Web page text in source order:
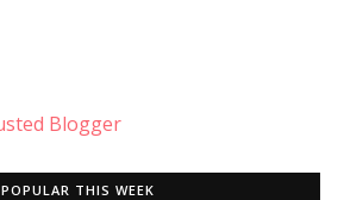
POPULAR THIS WEEK